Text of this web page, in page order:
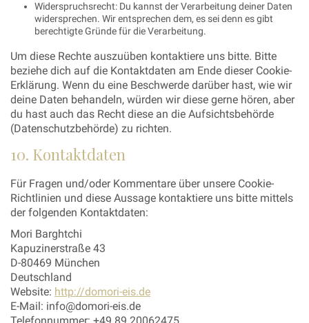
Widerspruchsrecht: Du kannst der Verarbeitung deiner Daten
widersprechen. Wir entsprechen dem, es sei denn es gibt
berechtigte Gründe für die Verarbeitung.
Um diese Rechte auszuüben kontaktiere uns bitte. Bitte
beziehe dich auf die Kontaktdaten am Ende dieser Cookie-
Erklärung. Wenn du eine Beschwerde darüber hast, wie wir
deine Daten behandeln, würden wir diese gerne hören, aber
du hast auch das Recht diese an die Aufsichtsbehörde
(Datenschutzbehörde) zu richten.
10. Kontaktdaten
Für Fragen und/oder Kommentare über unsere Cookie-
Richtlinien und diese Aussage kontaktiere uns bitte mittels
der folgenden Kontaktdaten:
Mori Barghtchi
Kapuzinerstraße 43
D-80469 München
Deutschland
Website: http://domori-eis.de
E-Mail: info@domori-eis.de
Telefonnummer: +49 89 20062475